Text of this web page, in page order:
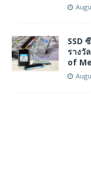
SSD
รางวั
of